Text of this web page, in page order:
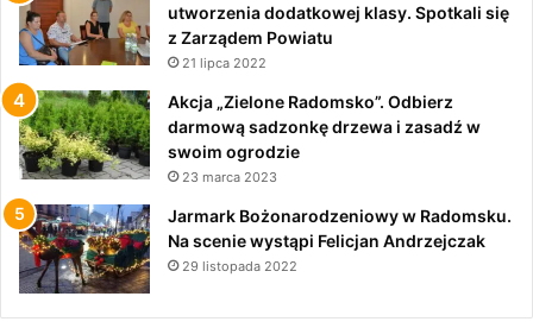
utworzenia dodatkowej klasy. Spotkali się
z Zarządem Powiatu
21 lipca 2022
Akcja „Zielone Radomsko”. Odbierz
darmową sadzonkę drzewa i zasadź w
swoim ogrodzie
23 marca 2023
Jarmark Bożonarodzeniowy w Radomsku.
Na scenie wystąpi Felicjan Andrzejczak
29 listopada 2022